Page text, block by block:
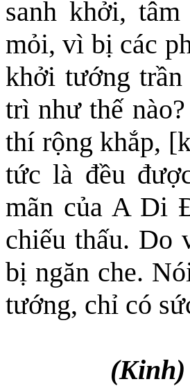
sanh khởi,
mỏi, vì bị các
khởi tướng trần
trì như thế
thí rộng khắp,
tức là đều
mãn của A Di
chiếu thấu. Do
bị ngăn che.
tướng, chỉ có